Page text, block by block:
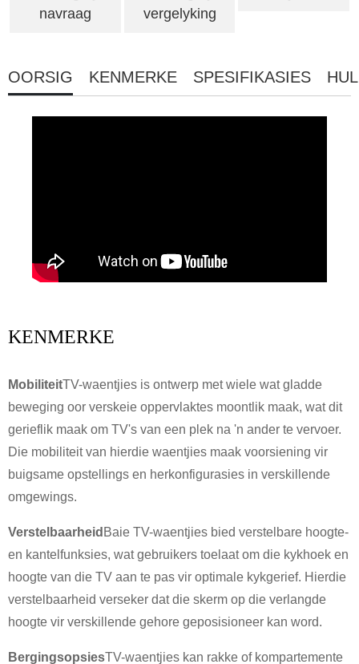
navraag
vergelyking
OORSIG KENMERKE SPESIFIKASIES
KENMERKE
MobiliteitTV-waentjies is ontwerp met wiele wat gladde
beweging oor verskeie oppervlaktes moontlik maak, wat dit
gerieflik maak om TV's van een plek na 'n ander te vervoer.
Die mobiliteit van hierdie waentjies maak voorsiening vir
buigsame opstellings en herkonfigurasies in verskillende
omgewings.
Verstelbaarheid Baie TV-waentjies bied verstelbare hoogte-
en kantelfunksies, wat gebruikers toelaat om die kykhoek en
hoogte van die TV aan te pas vir optimale kykgerief. Hierdie
verstelbaarheid verseker dat die skerm op die verlangde
hoogte vir verskillende gehore geposisioneer kan word.
BergingsopsiesTV-waentjies kan rakke of kompartemente
DIEN 'N VERSOEK IN